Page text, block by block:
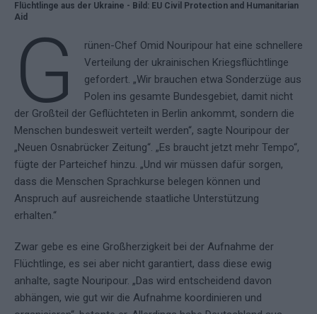
Flüchtlinge aus der Ukraine - Bild: EU Civil Protection and Humanitarian
Aid
G
rünen-Chef Omid Nouripour hat eine schnellere
Verteilung der ukrainischen Kriegsflüchtlinge
gefordert. „Wir brauchen etwa Sonderzüge aus
Polen ins gesamte Bundesgebiet, damit nicht
der Großteil der Geflüchteten in Berlin ankommt, sondern die
Menschen bundesweit verteilt werden“, sagte Nouripour der
„Neuen Osnabrücker Zeitung“. „Es braucht jetzt mehr Tempo“,
fügte der Parteichef hinzu. „Und wir müssen dafür sorgen,
dass die Menschen Sprachkurse belegen können und
Anspruch auf ausreichende staatliche Unterstützung
erhalten.“
Zwar gebe es eine Großherzigkeit bei der Aufnahme der
Flüchtlinge, es sei aber nicht garantiert, dass diese ewig
anhalte, sagte Nouripour. „Das wird entscheidend davon
abhängen, wie gut wir die Aufnahme koordinieren und